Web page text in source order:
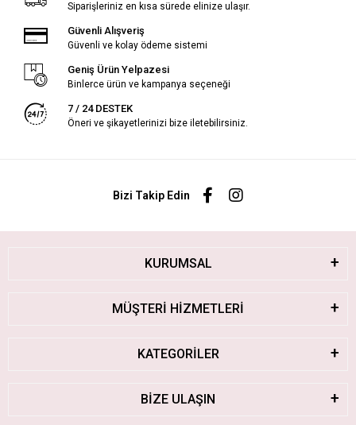
Siparişleriniz en kısa sürede elinize ulaşır.
Güvenli Alışveriş
Güvenli ve kolay ödeme sistemi
Geniş Ürün Yelpazesi
Binlerce ürün ve kampanya seçeneği
7 / 24 DESTEK
Öneri ve şikayetlerinizi bize iletebilirsiniz.
Bizi Takip Edin
KURUMSAL
MÜŞTERİ HİZMETLERİ
KATEGORİLER
BİZE ULAŞIN